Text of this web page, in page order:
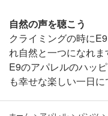
自然の声を聴こう
クライミングの時に
れ自然と一つになれま
E9のアパレルのハッ
も幸せな楽しい一日に